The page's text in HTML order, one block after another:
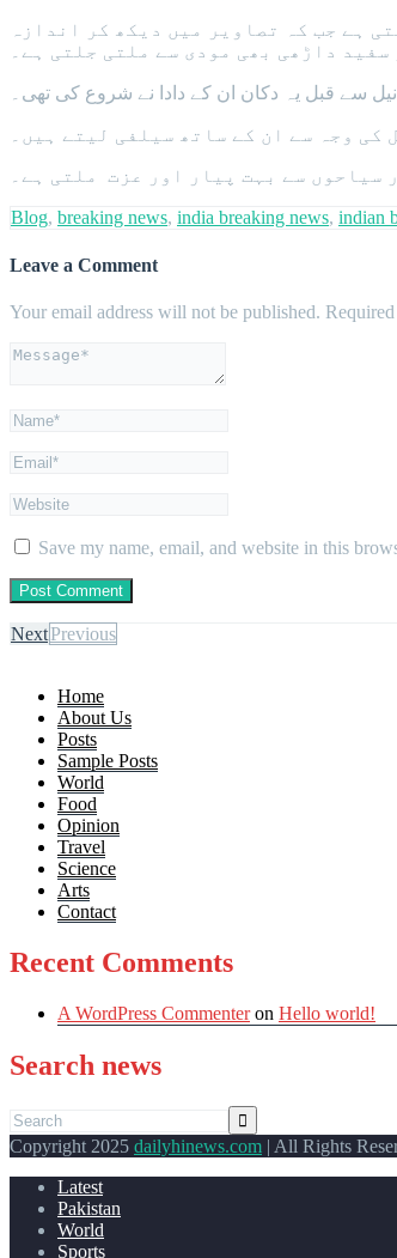
ہے جب کہ تصاویر میں دیکھ کر اندازہ
داڑھی بھی مودی سے ملتی جلتی ہے۔
سیاحوں سے بہت پیار اور عزت ملتی ہے۔
Blog, breaking news, india breaking news, indian
Leave a Comment
Your email address will not be published.
Save my name, email, and website in this
NextPrevious
Home
About Us
Posts
Sample Posts
World
Food
Opinion
Travel
Science
Arts
Contact
Recent Comments
A WordPress Commenteron Hello world!
Search news
Copyright 2025 dailyhinews.com | All Rights
Latest
Pakistan
World
Sports